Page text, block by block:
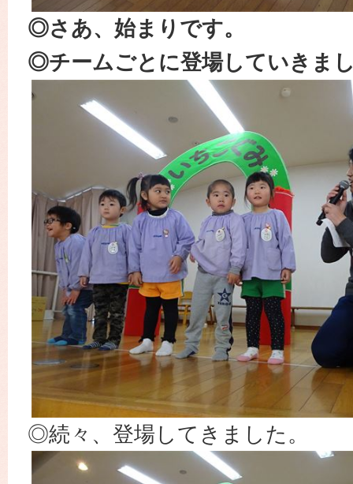
◎さあ、始まりです。
◎チームごとに登場していきま
◎続々、登場してきました。